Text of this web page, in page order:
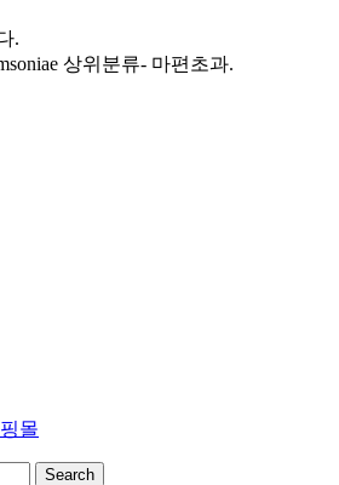
.
상위분류- 마편초과.
몰
Search